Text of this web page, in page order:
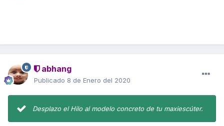
abhang
Publicado 8 de Enero del 2020
Desplazo el Hilo al modelo concreto de tu maxiescúter.